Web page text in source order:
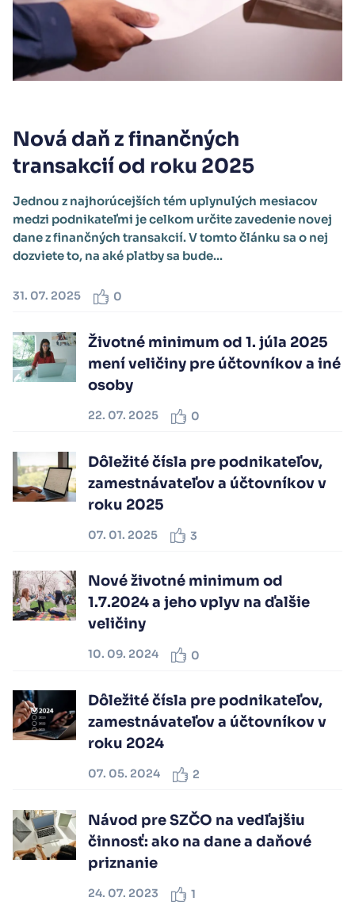
Nová daň z finančných
transakcií od roku 2025
Jednou z najhorúcejších tém uplynulých mesiacov
medzi podnikateľmi je celkom určite zavedenie novej
dane z finančných transakcií. V tomto článku sa o nej
dozviete to, na aké platby sa bude...
31. 07. 2025 0
Životné minimum od 1. júla 2025
mení veličiny pre účtovníkov a iné
osoby
22. 07. 2025 0
Dôležité čísla pre podnikateľov,
zamestnávateľov a účtovníkov v
roku 2025
07. 01. 2025 3
Nové životné minimum od
1.7.2024 a jeho vplyv na ďalšie
veličiny
10. 09. 2024 0
Dôležité čísla pre podnikateľov,
zamestnávateľov a účtovníkov v
roku 2024
07. 05. 2024 2
Návod pre SZČO na vedľajšiu
činnosť: ako na dane a daňové
priznanie
24. 07. 2023 1